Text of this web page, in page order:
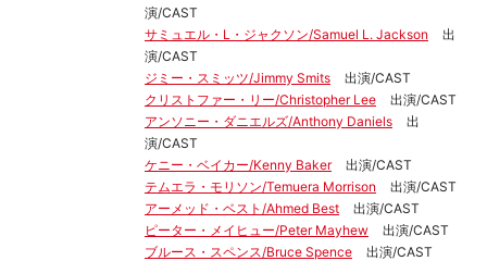
演/CAST
サミュエル・L・ジャクソン/Samuel L. Jackson
出
演/CAST
ジミー・スミッツ/Jimmy Smits
出演/CAST
クリストファー・リー/Christopher Lee
出演/CAST
アンソニー・ダニエルズ/Anthony Daniels
出
演/CAST
ケニー・ベイカー/Kenny Baker
出演/CAST
テムエラ・モリソン/Temuera Morrison
出演/CAST
アーメッド・ベスト/Ahmed Best
出演/CAST
ピーター・メイヒュー/Peter Mayhew
出演/CAST
ブルース・スペンス/Bruce Spence
出演/CAST